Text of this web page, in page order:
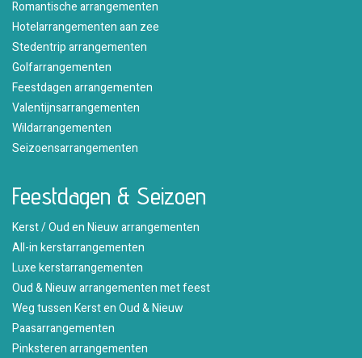
Romantische arrangementen
Hotelarrangementen aan zee
Stedentrip arrangementen
Golfarrangementen
Feestdagen arrangementen
Valentijnsarrangementen
Wildarrangementen
Seizoensarrangementen
Feestdagen & Seizoen
Kerst / Oud en Nieuw arrangementen
All-in kerstarrangementen
Luxe kerstarrangementen
Oud & Nieuw arrangementen met feest
Weg tussen Kerst en Oud & Nieuw
Paasarrangementen
Pinksteren arrangementen